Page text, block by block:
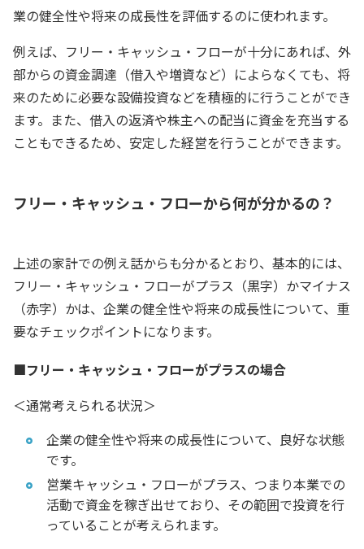
業の健全性や将来の成長性を評価するのに使われます。
例えば、フリー・キャッシュ・フローが十分にあれば、外
部からの資金調達（借入や増資など）によらなくても、将
来のために必要な設備投資などを積極的に行うことができ
ます。また、借入の返済や株主への配当に資金を充当する
こともできるため、安定した経営を行うことができます。
フリー・キャッシュ・フローから何が分かるの？
上述の家計での例え話からも分かるとおり、基本的には、
フリー・キャッシュ・フローがプラス（黒字）かマイナス
（赤字）かは、企業の健全性や将来の成長性について、重
要なチェックポイントになります。
■フリー・キャッシュ・フローがプラスの場合
＜通常考えられる状況＞
企業の健全性や将来の成長性について、良好な状態
です。
営業キャッシュ・フローがプラス、つまり本業での
活動で資金を稼ぎ出せており、その範囲で投資を行
っていることが考えられます。